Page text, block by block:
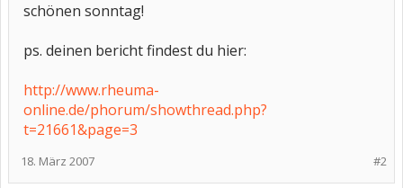
schönen sonntag!
ps. deinen bericht findest du hier:
http://www.rheuma-
online.de/phorum/showthread.php?
t=21661&page=3
#2
18. März 2007